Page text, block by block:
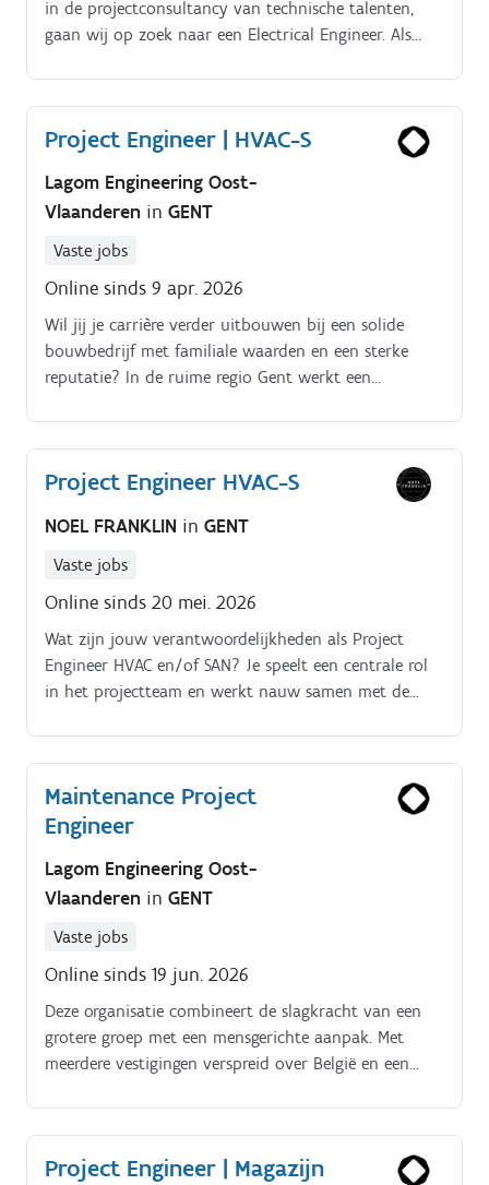
Technisch Manager
in de projectconsultancy van technische talenten,
gaan wij op zoek naar een Electrical Engineer. Als
gevarieerd werken, dit op basis van het project waar
je op ingezet zal worden. Dit kan gaan over het
opstarten van een bepaald project, het coördineren
ervan of het opvolgen tot het goede eind. Dit doe je
projectmatig, binnen verschillende
productieomgevingen en verschillende projecten.
Project Engineer | HVAC-S
Lagom Engineering Oost-
Vlaanderen in GENT
Vaste jobs
Online sinds 9 apr. 2026
Wil jij je carrière verder uitbouwen bij een solide
bouwbedrijf met familiale waarden en een sterke
reputatie? In de ruime regio Gent werkt een
duurzaamheid en moderne technieken centraal
staan.
Project Engineer HVAC-S
NOEL FRANKLIN in GENT
Vaste jobs
Online sinds 20 mei. 2026
Wat zijn jouw verantwoordelijkheden als Project
Engineer HVAC en/of SAN? Je speelt een centrale rol
in het projectteam en werkt nauw samen met de
Maintenance Project
Engineer
Lagom Engineering Oost-
Vlaanderen in GENT
Vaste jobs
Online sinds 19 jun. 2026
Deze organisatie combineert de slagkracht van een
grotere groep met een mensgerichte aanpak. Met
meerdere vestigingen verspreid over België en een
complexe technische omgeving.
Project Engineer | Magazijn